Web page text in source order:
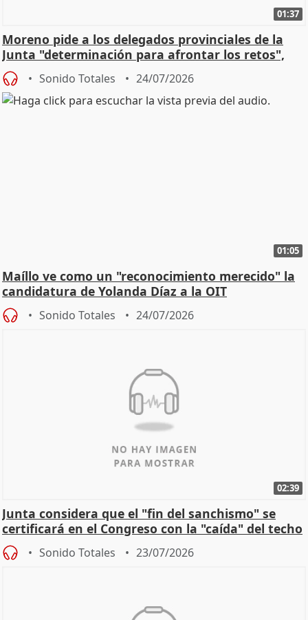
01:37
Moreno pide a los delegados provinciales de la
Junta "determinación para afrontar los retos",
diálog
Sonido Totales 24/07/2026
01:05
Maíllo ve como un "reconocimiento merecido" la
candidatura de Yolanda Díaz a la OIT
Sonido Totales 24/07/2026
02:39
Junta considera que el "fin del sanchismo" se
certificará en el Congreso con la "caída" del techo
de
Sonido Totales 23/07/2026